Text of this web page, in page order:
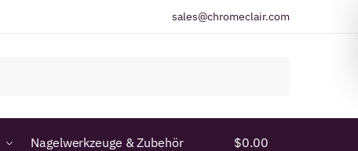
sales@chromeclair.com
Nagelwerkzeuge & Zubehör $0.00